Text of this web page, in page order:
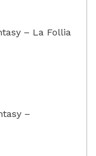
– La Follia
–